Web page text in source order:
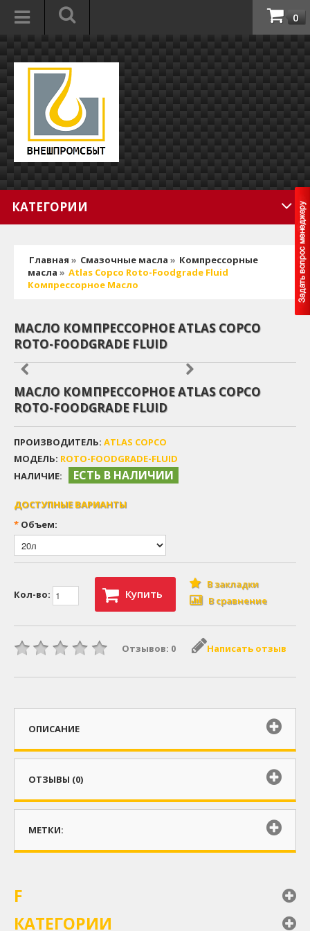
0
КАТЕГОРИИ
Главная » Смазочные масла » Компрессорные
масла » Atlas Copco Roto-Foodgrade Fluid
Компрессорное Масло
МАСЛО КОМПРЕССОРНОЕ ATLAS COPCO
ROTO-FOODGRADE FLUID
МАСЛО КОМПРЕССОРНОЕ ATLAS COPCO
ROTO-FOODGRADE FLUID
ПРОИЗВОДИТЕЛЬ: ATLAS COPCO
МОДЕЛЬ: ROTO-FOODGRADE-FLUID
НАЛИЧИЕ:
ЕСТЬ В НАЛИЧИИ
ДОСТУПНЫЕ ВАРИАНТЫ
* Объем:
Кол-во: Купить
В закладки
В сравнение
Отзывов: 0 Написать отзыв
ОПИСАНИЕ
ОТЗЫВЫ (0)
МЕТКИ:
F
КАТЕГОРИИ